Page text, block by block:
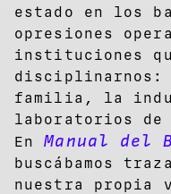
estado en los
opresiones
instituciones
familia, la
laboratorios
EnManual del
buscábamos
nuestra propia